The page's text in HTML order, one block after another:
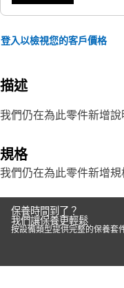
登入以檢視您的客戶價格
描述
我們仍在為此零件新增說
規格
我們仍在為此零件新增規
保養時間到了？
我們讓保養更輕鬆
按設備類型提供完整的保養套